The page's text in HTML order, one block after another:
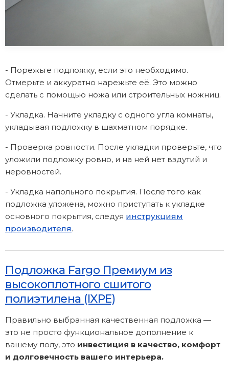
- Порежьте подложку, если это необходимо.
Отмерьте и аккуратно нарежьте её. Это можно
сделать с помощью ножа или строительных ножниц.
- Укладка. Начните укладку с одного угла комнаты,
укладывая подложку в шахматном порядке.
- Проверка ровности. После укладки проверьте, что
уложили подложку ровно, и на ней нет вздутий и
неровностей.
- Укладка напольного покрытия. После того как
подложка уложена, можно приступать к укладке
основного покрытия, следуя инструкциям
производителя.
Подложка Fargo Премиум из
высокоплотного сшитого
полиэтилена (IXPE)
Правильно выбранная качественная подложка —
это не просто функциональное дополнение к
вашему полу, это инвестиция в качество, комфорт
и долговечность вашего интерьера.